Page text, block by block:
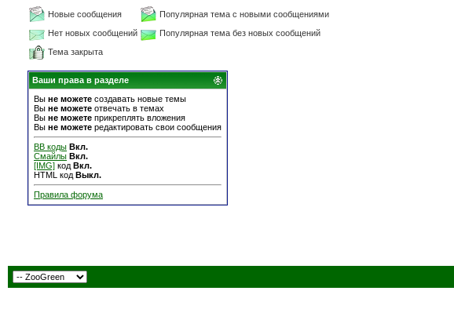
Новые сообщения
Популярная тема с новыми сообщениями
Нет новых сообщений
Популярная тема без новых сообщений
Тема закрыта
Ваши права в разделе
Вы не можете создавать новые темы
Вы не можете отвечать в темах
Вы не можете прикреплять вложения
Вы не можете редактировать свои сообщения
BB коды Вкл.
Смайлы Вкл.
[IMG] код Вкл.
HTML код Выкл.
Правила форума